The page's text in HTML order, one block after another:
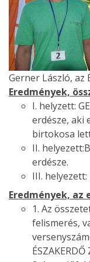
Gerner László, az
Eredmények,
I. helyzett:
erdésze, aki
birtokosa
II.
erdésze.
III.
Eredmények, az
1. Az
felismerés,